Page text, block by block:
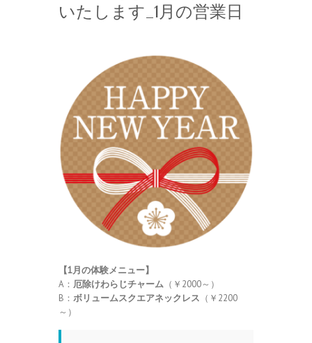
いたします_1月の営業日
【1月の体験メニュー】
A： 厄除けわらじチャーム （￥2000～）
B： ボリュームスクエアネックレス （￥2200
～）